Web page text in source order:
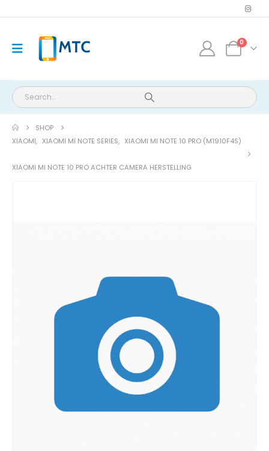
0
SHOP
XIAOMI, XIAOMI MI NOTE SERIES, XIAOMI MI NOTE 10 PRO (M1910F4S)
XIAOMI MI NOTE 10 PRO ACHTER CAMERA HERSTELLING